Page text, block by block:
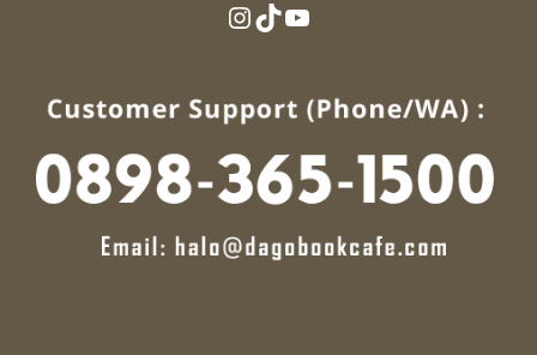
Instagram
TikTok
YouTube